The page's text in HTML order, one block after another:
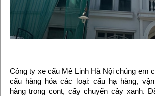
Công ty xe cẩu Mê Linh Hà Nội chúng em
cẩu hàng hóa các loại: cẩu hạ hàng,
hàng trong cont, cẩy chuyển cây xanh.